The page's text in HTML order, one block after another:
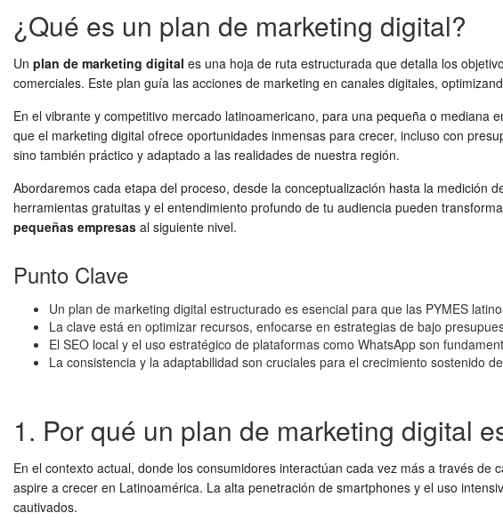
¿Qué es un plan de marketing digital?
Un plan de marketing digital es una hoja de ruta estructurada que detalla los
comerciales. Este plan guía las acciones de marketing en canales digitales,
En el vibrante y competitivo mercado latinoamericano, para una pequeña o
que el marketing digital ofrece oportunidades inmensas para crecer, incluso con
sino también práctico y adaptado a las realidades de nuestra región.
Abordaremos cada etapa del proceso, desde la conceptualización hasta la medición
herramientas gratuitas y el entendimiento profundo de tu audiencia pueden
pequeñas empresas al siguiente nivel.
Punto Clave
Un plan de marketing digital estructurado es esencial para que las PYMES
La clave está en optimizar recursos, enfocarse en estrategias de bajo
El SEO local y el uso estratégico de plataformas como WhatsApp son
La consistencia y la adaptabilidad son cruciales para el crecimiento sostenido
1. Por qué un plan de marketing digital
En el contexto actual, donde los consumidores interactúan cada vez más a través de
aspire a crecer en Latinoamérica. La alta penetración de smartphones y el uso
cautivados.